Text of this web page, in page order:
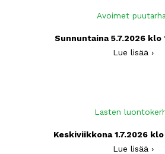
Avoimet
Sunnuntaina 5.7.2026 klo
Lue lisää ›
Lasten
Keskiviikkona 1.7.2026 klo
Lue lisää ›